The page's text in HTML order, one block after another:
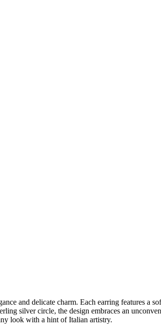
and delicate charm. Each earring features a
silver circle, the design embraces an
look with a hint of Italian artistry.